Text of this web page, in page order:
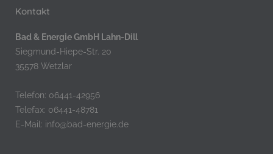
Kontakt
Bad & Energie GmbH Lahn-Dill
Siegmund-Hiepe-Str. 20
35578 Wetzlar
Telefon: 06441-42956
Telefax: 06441-48781
E-Mail: info@bad-energie.de